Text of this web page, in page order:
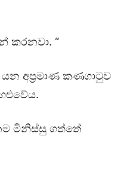
කරනවා. “
යන අප්‍රමාණ කණගාටුව
මිනිස්සු ගත්තේ